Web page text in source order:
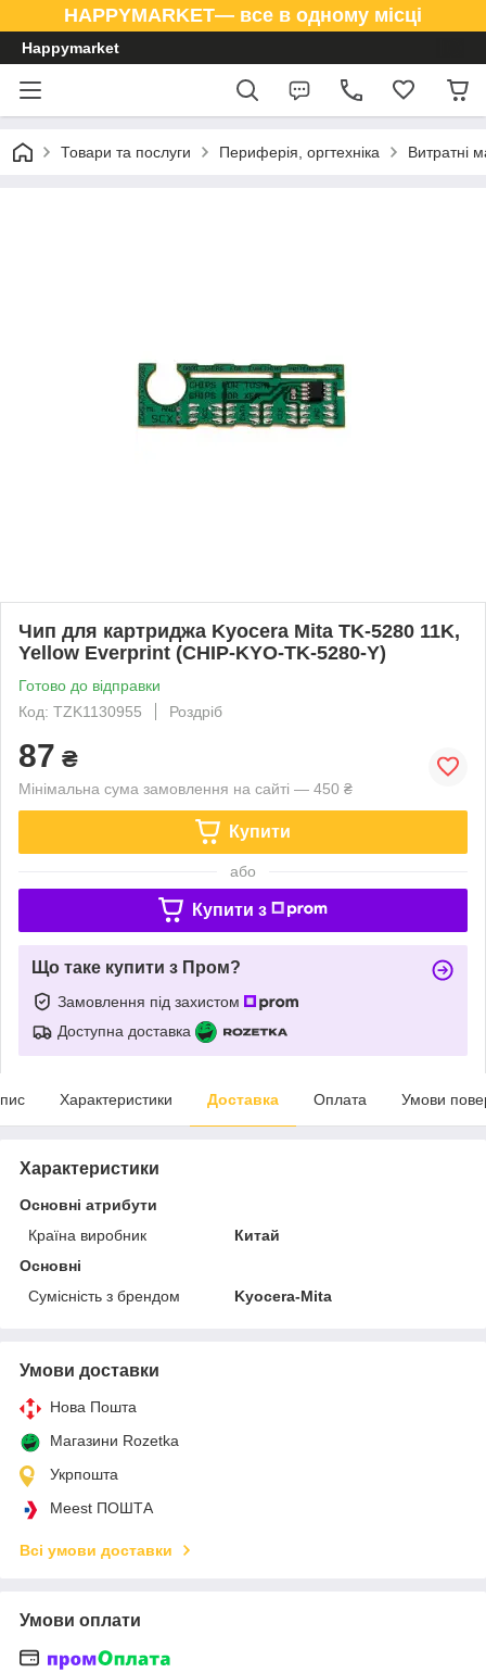
HAPPYMARKET— все в одному місці
Happymarket
Товари та послуги Периферія, оргтехніка Витратні
Чип для картриджа Kyocera Mita TK-5280 11K,
Yellow Everprint (CHIP-KYO-TK-5280-Y)
Готово до відправки
Код: TZK1130955
Роздріб
87 ₴
Мінімальна сума замовлення на сайті — 450 ₴
Купити
або
Купити з
Що таке купити з Пром?
Замовлення під захистом
Доступна доставка
Характеристики Доставка Оплата Умови
Характеристики
Основні атрибути
Країна виробник
Китай
Основні
Сумісність з брендом
Kyocera-Mita
Умови доставки
Нова Пошта
Магазини Rozetka
Укрпошта
Meest ПОШТА
Всі умови доставки
Умови оплати